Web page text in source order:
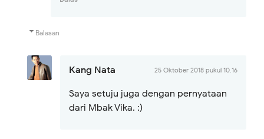
Balasan
Kang Nata 25 Oktober 2018 pukul 10.16
Saya setuju juga dengan pernyataan
dari Mbak Vika. :)